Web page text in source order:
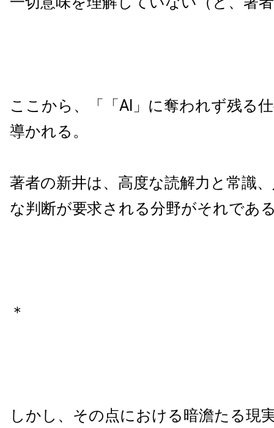
ここから、「「AI」に奪われず残る
導かれる。
著者の新井は、高度な読解力と常識
な判断が要求される分野がそれであ
＊
しかし、その点における暗澹たる現